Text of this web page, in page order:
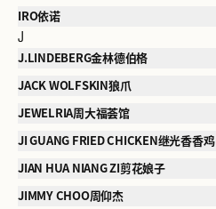
IRO依诺
J
J.LINDEBERG金林德伯格
JACK WOLFSKIN狼爪
JEWELRIA周大福荟馆
JI GUANG FRIED CHICKEN继光香香鸡
JIAN HUA NIANG ZI剪花娘子
JIMMY CHOO周仰杰